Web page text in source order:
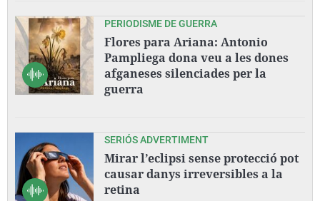
PERIODISME DE GUERRA
Flores para Ariana: Antonio
Pampliega dona veu a les dones
afganeses silenciades per la
guerra
SERIÓS ADVERTIMENT
Mirar l’eclipsi sense protecció pot
causar danys irreversibles a la
retina